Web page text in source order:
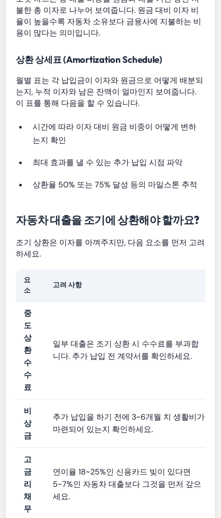
불한 총 이자로 나누어 보여줍니다. 원금 대비 이자 비
율이 높을수록 자동차 소유보다 금융사에 지불하는 비
용이 많다는 의미입니다.
상환 상세표 (Amortization Schedule)
월별 표는 각 납입금이 이자와 원금으로 어떻게 배분되
는지, 누적 이자와 남은 잔액이 얼마인지 보여줍니다.
이 표를 통해 다음을 할 수 있습니다.
시간에 따라 이자 대비 원금 비중이 어떻게 변하
는지 확인
최대 효과를 낼 수 있는 추가 납입 시점 파악
상환율 50% 또는 75% 달성 등의 마일스톤 추적
자동차 대출을 조기에 상환해야 할까요?
조기 상환은 이자를 아껴주지만, 다음 요소를 먼저 고려
하세요.
요
소
고려 사항
중
도
상
환
수
수
료
일부 대출은 조기 상환 시 수수료를 부과합
니다. 추가 납입 전 계약서를 확인하세요.
비
상
금
추가 납입을 하기 전에 3~6개월 치 생활비가
마련되어 있는지 확인하세요.
고
금
리
채
무
연이율 18~25%인 신용카드 빚이 있다면
5~7%인 자동차 대출보다 그것을 먼저 갚으
세요.